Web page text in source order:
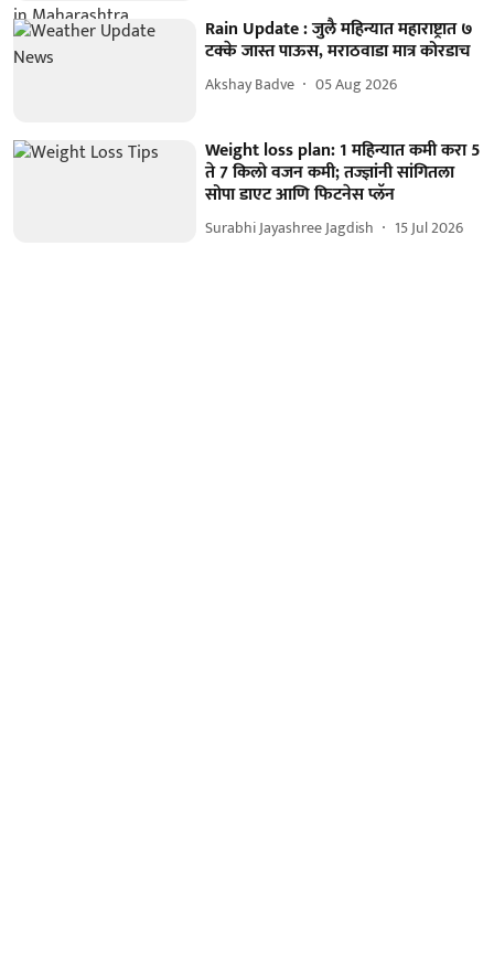
Rain Update : जुलै महिन्यात महाराष्ट्रात ७
टक्के जास्त पाऊस, मराठवाडा मात्र कोरडाच
Akshay Badve 05 Aug 2026
Weight loss plan: 1 महिन्यात कमी करा 5
ते 7 किलो वजन कमी; तज्ज्ञांनी सांगितला
सोपा डाएट आणि फिटनेस प्लॅन
Surabhi Jayashree Jagdish 15 Jul 2026